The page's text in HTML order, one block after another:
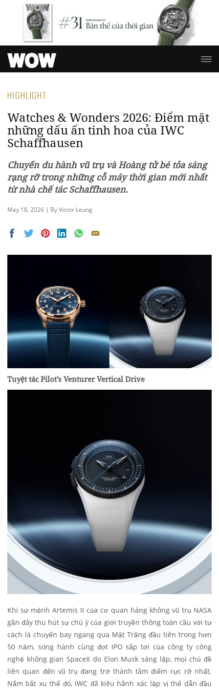
HIGHLIGHT
Watches & Wonders 2026: Điểm mặt
những dấu ấn tinh hoa của IWC
Schaffhausen
Chuyến du hành vũ trụ và Hoàng tử bé tỏa sáng
rạng rỡ trong những cỗ máy thời gian mới nhất
từ nhà chế tác Schaffhausen.
May 18, 2026 | By Victor Leung
Tuyệt tác Pilot’s Venturer Vertical Drive
Khi sứ mệnh Artemis II của cơ quan hàng không vũ trụ NASA
gần đây thu hút sự chú ý của giới truyền thông toàn cầu với tư
cách là chuyến bay ngang qua Mặt Trăng đầu tiên trong hơn
50 năm, song hành cùng đợt IPO sắp tới của công ty công
nghệ không gian SpaceX do Elon Musk sáng lập, mọi chủ đề
liên quan đến vũ trụ đang trở thành tâm điểm rực rỡ nhất.
Nắm bắt xu thế đó, IWC đã kiêu hãnh xác lập vị thế dẫn đầu